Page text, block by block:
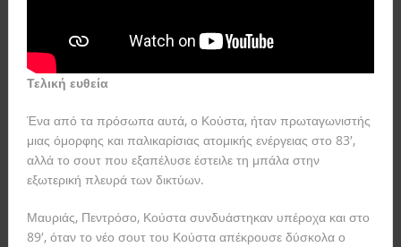
Τελική ευθεία
Ένα από τα πρόσωπα αυτά, ο Κούστα, ήταν πρωταγωνιστής
μιας όμορφης και παλικαρίσιας ατομικής ενέργειας στο 83′,
αλλά το σουτ που εξαπέλυσε έστειλε τη μπάλα στην
εξωτερική πλευρά των δικτύων.
Μαυριάς, Πεντρόσο, Κούστα συνδυάστηκαν υπέροχα και στο
89′, όταν το νέο σουτ του Κούστα απέκρουσε δύσκολα ο